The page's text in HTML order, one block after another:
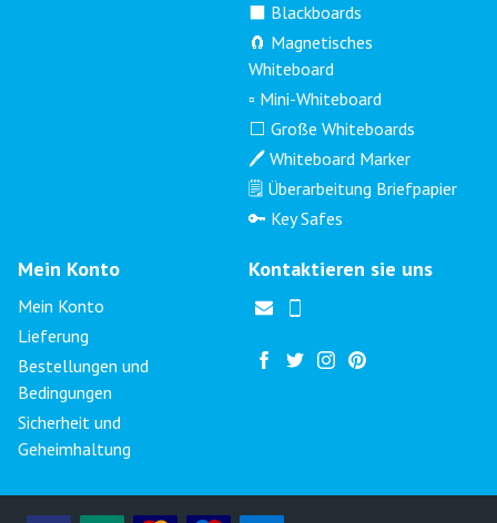
⬛ Blackboards
🧲 Magnetisches
Whiteboard
▫️ Mini-Whiteboard
⬜ Große Whiteboards
🖊️ Whiteboard Marker
🗒️ Überarbeitung Briefpapier
🔑 Key Safes
Mein Konto
Mein Konto
Lieferung
Bestellungen und
Bedingungen
Sicherheit und
Geheimhaltung
Kontaktieren sie uns